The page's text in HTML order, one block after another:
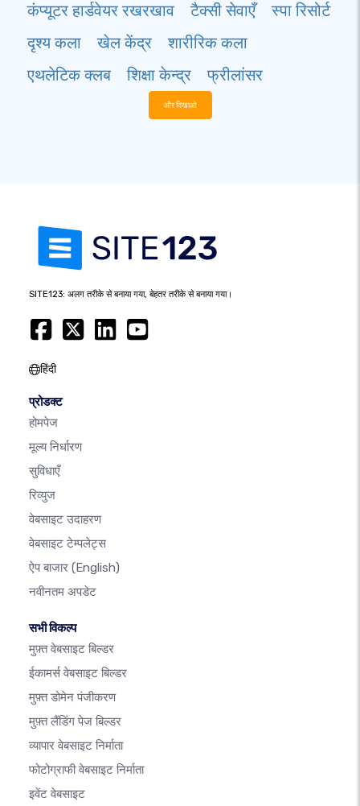
कंप्यूटर हार्डवेयर रखरखाव
टैक्सी सेवाएँ
स्पा रिसोर्ट
दृश्य कला
खेल केंद्र
शारीरिक कला
एथलेटिक क्लब
शिक्षा केन्द्र फ्रीलांसर
और दिखाओ
SITE123: अलग तरीके से बनाया गया, बेहतर तरीके से बनाया गया।
हिंदी
प्रोडक्ट
होमपेज
मूल्य निर्धारण
सुविधाएँ
रिव्युज
वेबसाइट उदाहरण
वेबसाइट टेम्पलेट्स
ऐप बाजार (English)
नवीनतम अपडेट
सभी विकल्प
मुफ़्त वेबसाइट बिल्डर
ईकामर्स वेबसाइट बिल्डर
मुफ़्त डोमेन पंजीकरण
मुफ़्त लैंडिंग पेज बिल्डर
व्यापार वेबसाइट निर्माता
फोटोग्राफी वेबसाइट निर्माता
इवेंट वेबसाइट